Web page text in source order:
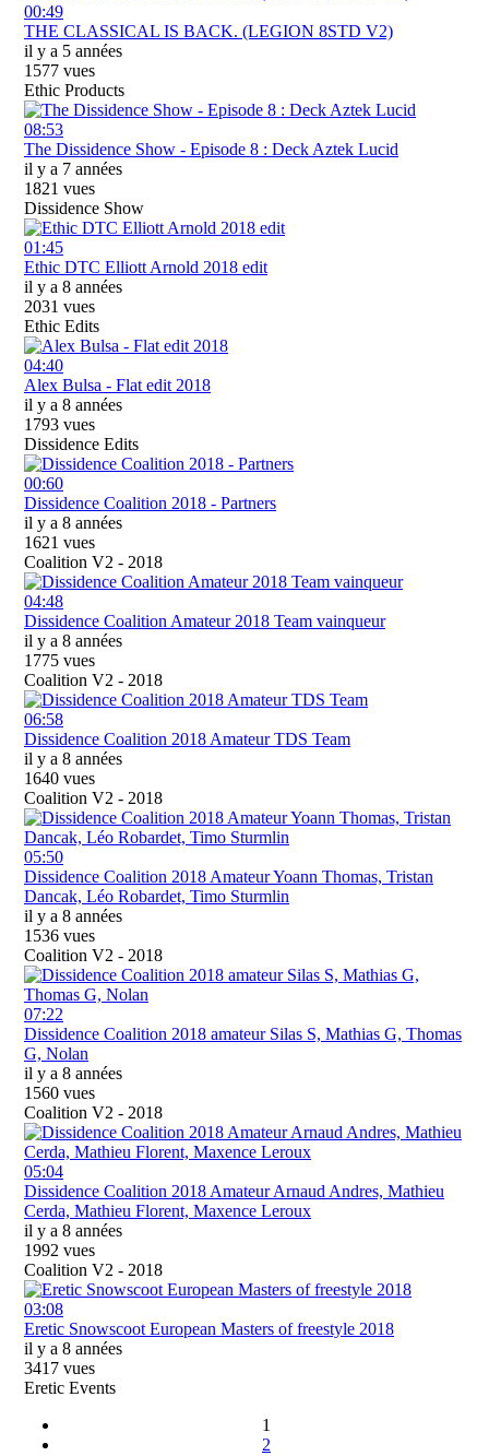
00:49
THE CLASSICAL IS BACK. (LEGION 8STD V2)
il y a 5 années
1577 vues
Ethic Products
08:53
The Dissidence Show - Episode 8 : Deck Aztek Lucid
il y a 7 années
1821 vues
Dissidence Show
01:45
Ethic DTC Elliott Arnold 2018 edit
il y a 8 années
2031 vues
Ethic Edits
04:40
Alex Bulsa - Flat edit 2018
il y a 8 années
1793 vues
Dissidence Edits
00:60
Dissidence Coalition 2018 - Partners
il y a 8 années
1621 vues
Coalition V2 - 2018
04:48
Dissidence Coalition Amateur 2018 Team vainqueur
il y a 8 années
1775 vues
Coalition V2 - 2018
06:58
Dissidence Coalition 2018 Amateur TDS Team
il y a 8 années
1640 vues
Coalition V2 - 2018
05:50
Dissidence Coalition 2018 Amateur Yoann Thomas, Tristan
Dancak, Léo Robardet, Timo Sturmlin
il y a 8 années
1536 vues
Coalition V2 - 2018
07:22
Dissidence Coalition 2018 amateur Silas S, Mathias G, Thomas
G, Nolan
il y a 8 années
1560 vues
Coalition V2 - 2018
05:04
Dissidence Coalition 2018 Amateur Arnaud Andres, Mathieu
Cerda, Mathieu Florent, Maxence Leroux
il y a 8 années
1992 vues
Coalition V2 - 2018
03:08
Eretic Snowscoot European Masters of freestyle 2018
il y a 8 années
3417 vues
Eretic Events
1
2